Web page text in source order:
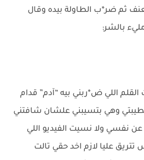
ثم ضر*ب الطاولة بيده وقال
بالشر:
اللي ض*ربني بيه “آدم” قدام
وهي بتسيبني علشان شافتني
نفسي ولا نسيت الفيديو اللي
عليا لازم اخد حقي تالت